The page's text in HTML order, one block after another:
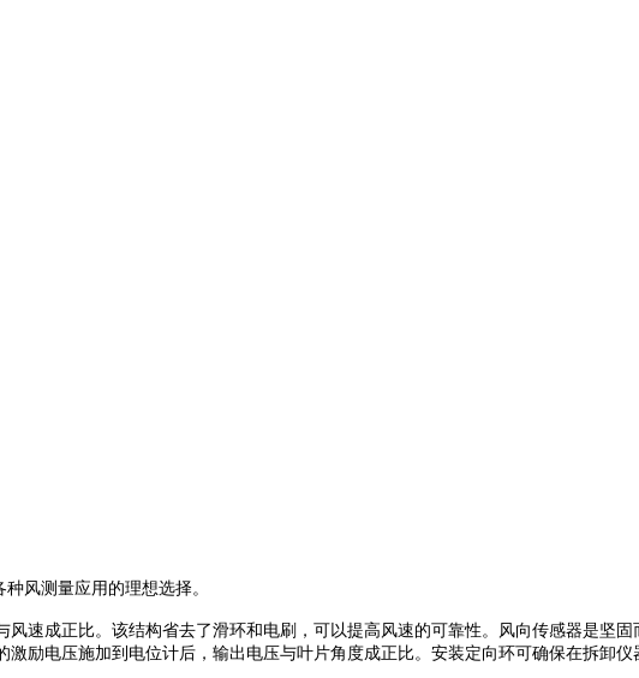
风测量应用的理想选择。
速成正比。该结构省去了滑环和电刷，可以提高风速的可靠性。风向传感器是坚
励电压施加到电位计后，输出电压与叶片角度成正比。安装定向环可确保在拆卸仪